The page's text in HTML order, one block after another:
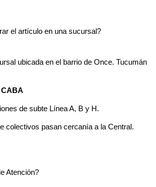
el artículo en una sucursal?
ubicada en el barrio de Once. Tucumán
CABA
de subte Línea A, B y H.
colectivos pasan cercanía a la Central.
Atención?